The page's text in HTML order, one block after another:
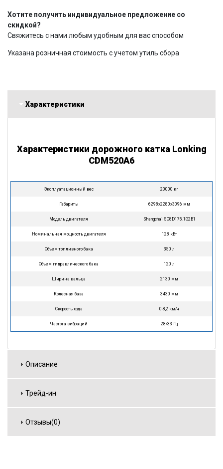
Хотите получить индивидуальное предложение со
скидкой?
Свяжитесь с нами любым удобным для вас способом
Указана розничная стоимость с учетом утиль сбора
Характеристики
Характеристики дорожного катка Lonking
CDM520A6
Эксплуатационный вес 20000 кг
Габариты 6298х2280х3096 мм
Модель двигателя Shangchai SC8D175.1G2B1
Номинальная мощность двигателя 128 кВт
Объем топливного бака 350 л
Объем гидравлического бака 120 л
Ширина вальца 2130 мм
Колесная база 3430 мм
Скорость хода 0-8,2 км/ч
Частота вибраций 28/33 Гц
Описание
Трейд-ин
Отзывы(0)